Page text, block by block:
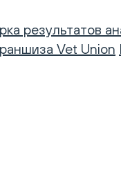
результатов
Vet Union